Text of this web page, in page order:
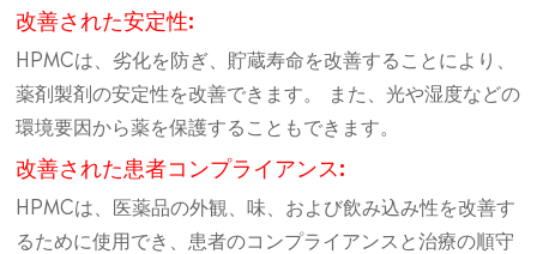
改善された安定性:
HPMCは、劣化を防ぎ、貯蔵寿命を改善することにより、
薬剤製剤の安定性を改善できます。 また、光や湿度などの
環境要因から薬を保護することもできます。
改善された患者コンプライアンス:
HPMCは、医薬品の外観、味、および飲み込み性を改善す
るために使用でき、患者のコンプライアンスと治療の順守